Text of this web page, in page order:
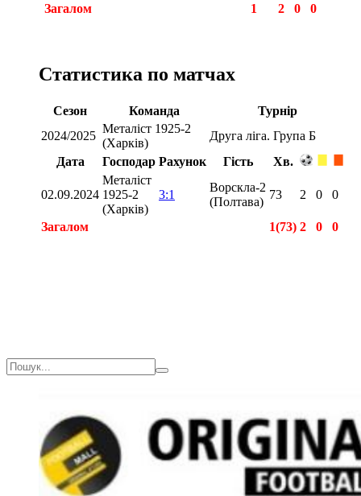
Загалом 1 2 0 0
Статистика по матчах
Сезон Команда
Турнір
2024/2025
Металіст 1925-2
(Харків)
Друга ліга. Група Б
Дата
Господар Рахунок Гість Хв.
02.09.2024
Металіст
1925-2
(Харків)
3:1
Ворскла-2
(Полтава)
73 2 0 0
Загалом 1(73) 2 0
0